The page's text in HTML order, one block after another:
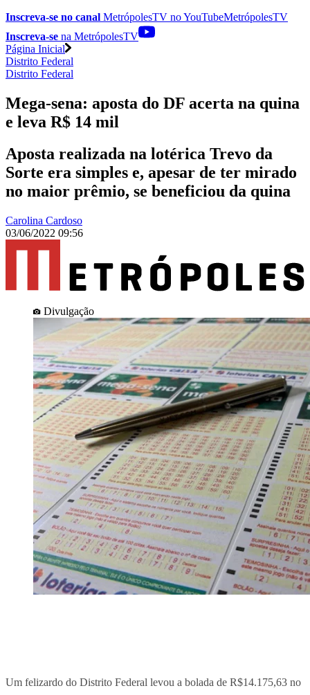
Inscreva-se no canal MetrópolesTV noYouTubeMetrópolesTV
Inscreva-se na MetrópolesTV
Página Inicial
Distrito Federal
Distrito Federal
Mega-sena: aposta do DF acerta na quina
e leva R$ 14 mil
Aposta realizada na lotérica Trevo da
Sorte era simples e, apesar de ter mirado
no maior prêmio, se beneficiou da quina
Carolina Cardoso
03/06/2022 09:56
Divulgação
Um felizardo do Distrito Federal levou a bolada de R$14.175,63 no